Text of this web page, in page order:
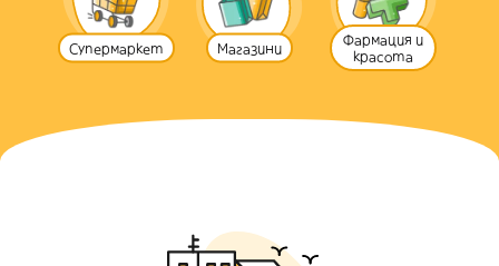
Супермаркет Магазини
Фармация и
красота